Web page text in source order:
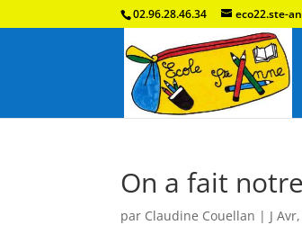
02.96.28.46.34 eco22.ste-
On a fait
par Claudine Couellan | J